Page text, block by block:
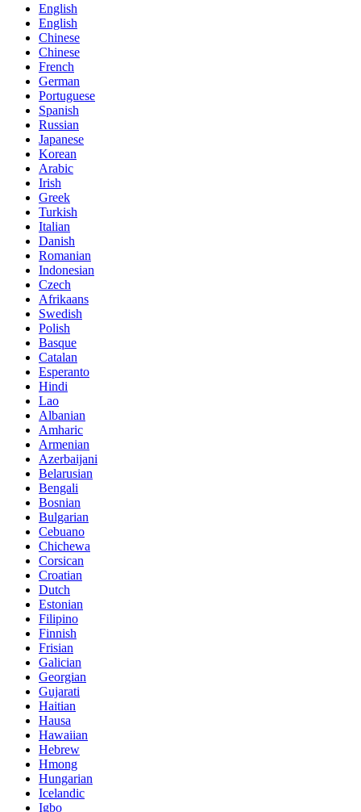
English
English
Chinese
Chinese
French
German
Portuguese
Spanish
Russian
Japanese
Korean
Arabic
Irish
Greek
Turkish
Italian
Danish
Romanian
Indonesian
Czech
Afrikaans
Swedish
Polish
Basque
Catalan
Esperanto
Hindi
Lao
Albanian
Amharic
Armenian
Azerbaijani
Belarusian
Bengali
Bosnian
Bulgarian
Cebuano
Chichewa
Corsican
Croatian
Dutch
Estonian
Filipino
Finnish
Frisian
Galician
Georgian
Gujarati
Haitian
Hausa
Hawaiian
Hebrew
Hmong
Hungarian
Icelandic
Igbo